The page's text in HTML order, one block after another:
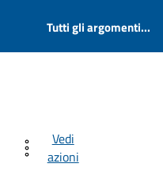
Tutti gli argomenti...
Vedi
azioni